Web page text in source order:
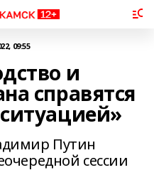
09:55
и
справятся
Путин
сессии